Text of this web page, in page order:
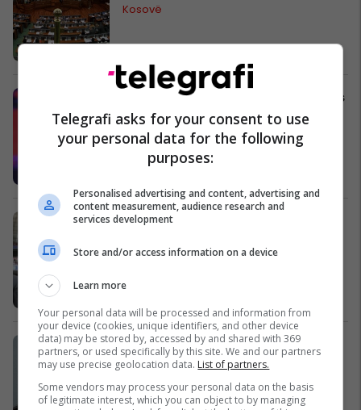
Kosovë
Bruno Mars performoi në Germany’s
Next Top Model (Video)
Magazina
Rummenigge: Ky është Bayerni më i
Ndërkombëtare
Osmani: KE të dërgojë mision
faktmbledhës në Preshevë
Telegrafi asks for your consent to use
your personal data for the following
purposes:
Personalised advertising and content, advertising and
content measurement, audience research and
services development
Store and/or access information on a device
Learn more
Your personal data will be processed and information from
your device (cookies, unique identifiers, and other device
data) may be stored by, accessed by and shared with 369
partners, or used specifically by this site. We and our partners
may use precise geolocation data. List of partners.
Some vendors may process your personal data on the basis
of legitimate interest, which you can object to by managing